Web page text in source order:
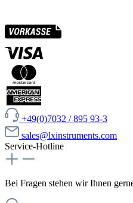
+49(0)7032 / 895 93-3
sales@lxinstruments.com
Service-Hotline
Bei Fragen stehen wir Ihnen